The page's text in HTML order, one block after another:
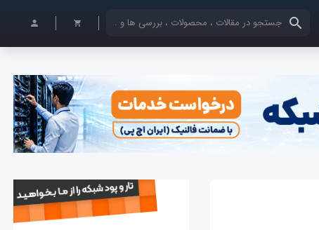
کلمات کلیدی خود را وارد کنید